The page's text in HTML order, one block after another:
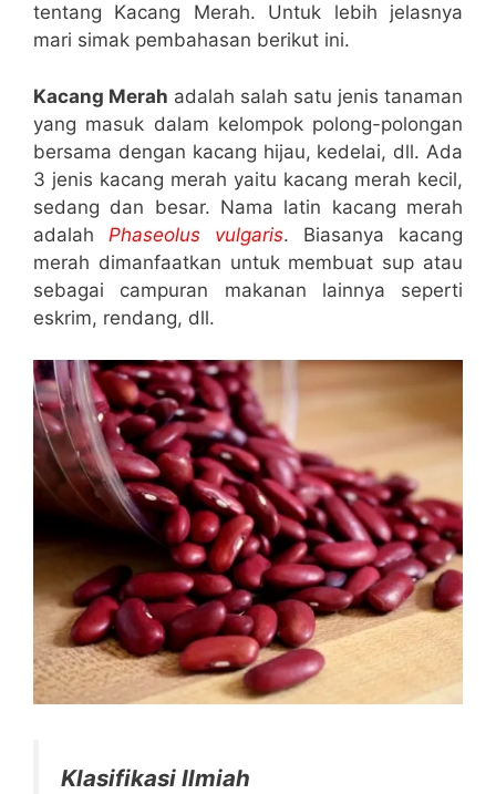
tentang Kacang Merah. Untuk lebih jelasnya
mari simak pembahasan berikut ini.
Kacang Merah adalah salah satu jenis tanaman
yang masuk dalam kelompok polong-polongan
bersama dengan kacang hijau, kedelai, dll. Ada
3 jenis kacang merah yaitu kacang merah kecil,
sedang dan besar. Nama latin kacang merah
adalah Phaseolus vulgaris. Biasanya kacang
merah dimanfaatkan untuk membuat sup atau
sebagai campuran makanan lainnya seperti
eskrim, rendang, dll.
Klasifikasi Ilmiah